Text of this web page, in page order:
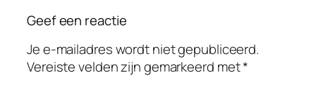
Geef een reactie
Je e-mailadres wordt niet gepubliceerd.
Vereiste velden zijn gemarkeerd met*